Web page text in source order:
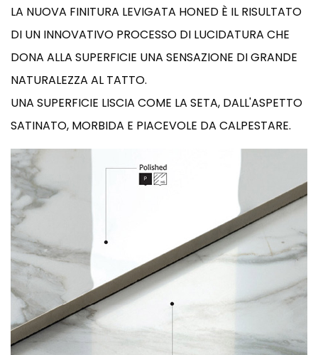
LA NUOVA FINITURA LEVIGATA HONED È IL RISULTATO
DI UN INNOVATIVO PROCESSO DI LUCIDATURA CHE
DONA ALLA SUPERFICIE UNA SENSAZIONE DI GRANDE
NATURALEZZA AL TATTO.
UNA SUPERFICIE LISCIA COME LA SETA, DALL'ASPETTO
SATINATO, MORBIDA E PIACEVOLE DA CALPESTARE.